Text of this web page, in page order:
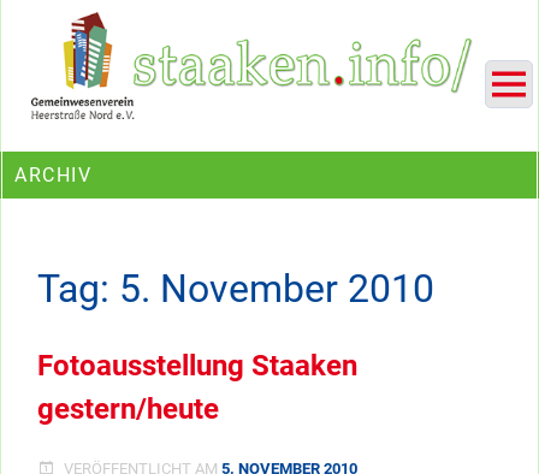
Ein Projekt des Gemeinwesenvereins Heerstraße Nord
ARCHIV
Tag: 5. November 2010
Fotoausstellung Staaken
gestern/heute
VERÖFFENTLICHT AM 5. NOVEMBER 2010